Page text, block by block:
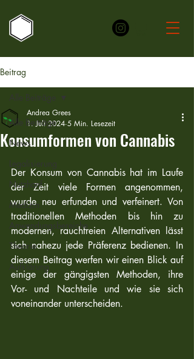
Beitrag
Alle Beiträge
News
Legalisierung
Nutzhanf
Medizin
Anwendungsbereiche
Theorie
Aufklärung
Alle Beiträge
Konsumformen von Cannabis
Andrea Grees
1. Juli 2024 5 Min. Lesezeit
Der Konsum von Cannabis hat im Laufe
der Zeit viele Formen angenommen,
wurde neu erfunden und verfeinert. Von
traditionellen Methoden bis hin zu
modernen, rauchfreien Alternativen lässt
sich nahezu jede Präferenz bedienen. In
diesem Beitrag werfen wir einen Blick auf
einige der gängigsten Methoden, ihre
Vor- und Nachteile und wie sie sich
voneinander unterscheiden.